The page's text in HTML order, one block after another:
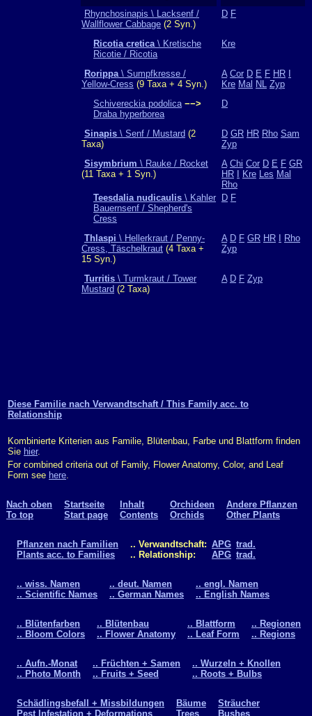
Rhynchosinapis \ Lacksenf /
Wallflower Cabbage (2 Syn.)
D F
Ricotia cretica\ Kretische
Ricotie / Ricotia
Kre
Rorippa\ Sumpfkresse /
Yellow-Cress (9 Taxa + 4 Syn.)
A Cor D E F HR
Kre Mal NL Zyp
Schivereckia podolica −−>
Draba hyperborea
D
Sinapis \ Senf / Mustard (2
Taxa)
D GR HR Rho Sam
Zyp
Sisymbrium \ Rauke / Rocket
(11 Taxa + 1 Syn.)
A Chi Cor D E F GR
HR
Kre Les Mal
Rho
Teesdalia nudicaulis \ Kahler
Bauernsenf / Shepherd's
Cress
D F
Thlaspi \ Hellerkraut / Penny-
Cress, Täschelkraut (4 Taxa +
15 Syn.)
A D F GR HR
Rho
Zyp
Turritis \ Turmkraut / Tower
Mustard (2 Taxa)
A D F Zyp
Diese Familie nach Verwandtschaft / This Family acc. to
Relationship
Kombinierte Kriterien aus Familie, Blütenbau, Farbe und Blattform finden
Sie hier.
For combined criteria out of Family, Flower Anatomy, Color, and Leaf
Form see here.
Nach oben
To top
Startseite
Start page
Inhalt
Contents
Orchideen
Orchids
Andere Pflanzen
Other Plants
Pflanzen nach Familien
Plants acc. to Families
.. Verwandtschaft:
.. Relationship:
APG
APG
trad.
trad.
.. wiss. Namen
.. Scientific Names
.. deut. Namen
.. German Names
.. engl. Namen
.. English Names
.. Blütenfarben
.. Bloom Colors
.. Blütenbau
.. Flower Anatomy
.. Blattform
.. Leaf Form
.. Regionen
.. Regions
.. Aufn.-Monat
.. Photo Month
.. Früchten + Samen
.. Fruits + Seed
.. Wurzeln + Knollen
.. Roots + Bulbs
Schädlingsbefall + Missbildungen
Pest Infestation + Deformations
Bäume
Trees
Sträucher
Bushes